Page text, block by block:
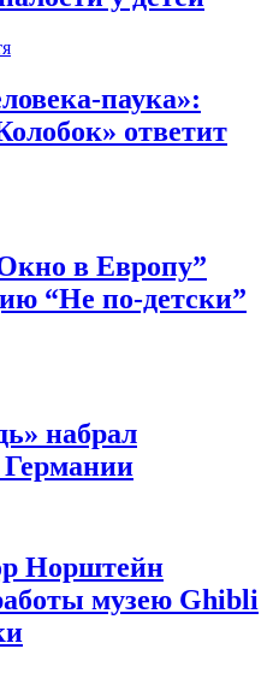
паука»:
ответит
в Европу”
“Не по-детски”
набрал
Германии
Норштейн
музею Ghibli